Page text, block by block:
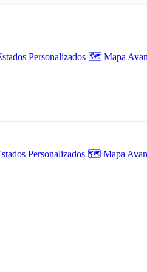
Personalizados 🗺️ Mapa
Personalizados 🗺️ Mapa